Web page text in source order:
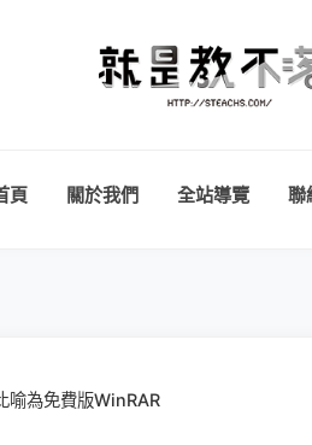
頁 關於我們 全站導覽 聯
喻為免費版WinRAR